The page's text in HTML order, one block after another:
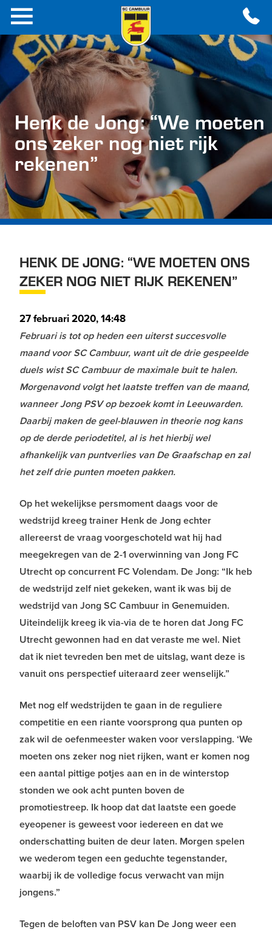
Henk de Jong: “We moeten
ons zeker nog niet rijk
rekenen”
HENK DE JONG: “WE MOETEN ONS
ZEKER NOG NIET RIJK REKENEN”
27 februari 2020, 14:48
Februari is tot op heden een uiterst succesvolle
maand voor SC Cambuur, want uit de drie gespeelde
duels wist SC Cambuur de maximale buit te halen.
Morgenavond volgt het laatste treffen van de maand,
wanneer Jong PSV op bezoek komt in Leeuwarden.
Daarbij maken de geel-blauwen in theorie nog kans
op de derde periodetitel, al is het hierbij wel
afhankelijk van puntverlies van De Graafschap en zal
het zelf drie punten moeten pakken.
Op het wekelijkse persmoment daags voor de
wedstrijd kreeg trainer Henk de Jong echter
allereerst de vraag voorgeschoteld wat hij had
meegekregen van de 2-1 overwinning van Jong FC
Utrecht op concurrent FC Volendam. De Jong: “Ik heb
de wedstrijd zelf niet gekeken, want ik was bij de
wedstrijd van Jong SC Cambuur in Genemuiden.
Uiteindelijk kreeg ik via-via de te horen dat Jong FC
Utrecht gewonnen had en dat veraste me wel. Niet
dat ik niet tevreden ben met de uitslag, want deze is
vanuit ons perspectief uiteraard zeer wenselijk.”
Met nog elf wedstrijden te gaan in de reguliere
competitie en een riante voorsprong qua punten op
zak wil de oefenmeester waken voor verslapping. ‘We
moeten ons zeker nog niet rijken, want er komen nog
een aantal pittige potjes aan en in de winterstop
stonden we ook acht punten boven de
promotiestreep. Ik hoop dat dat laatste een goede
eyeopener is geweest voor iedereen en dat we
onderschatting buiten de deur laten. Morgen spelen
we wederom tegen een geduchte tegenstander,
waarbij ik de volledige focus verwacht van mijn
jongens.”
Tegen de beloften van PSV kan De Jong weer een